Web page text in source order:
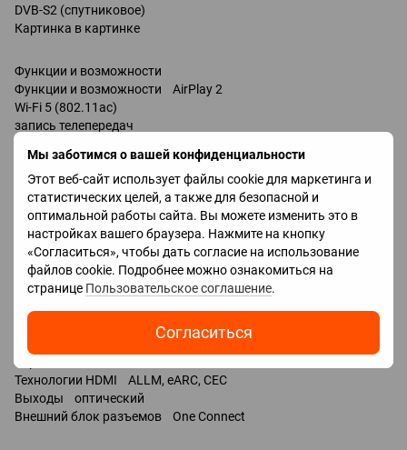
Мы заботимся о вашей конфиденциальности
Этот веб-сайт использует файлы cookie для маркетинга и
статистических целей, а также для безопасной и
оптимальной работы сайта. Вы можете изменить это в
настройках вашего браузера. Нажмите на кнопку
«Согласиться», чтобы дать согласие на использование
файлов cookie. Подробнее можно ознакомиться на
странице Пользовательское соглашение.
Согласиться
DVB-S2 (спутниковое)
Картинка в картинке
Функции и возможности
Функции и возможности AirPlay 2
Wi-Fi 5 (802.11ac)
запись телепередач
Bluetooth v 5.2
поддержка DLNA
управление голосом
Amazon Alexa
Google Assistant / совместимость /
Bixby
Разъемы
Входы USB 2 шт / 2x USB-A /
Версия HDMI v 2.0
Технологии HDMI ALLM, eARC, CEC
Выходы оптический
Внешний блок разъемов One Connect